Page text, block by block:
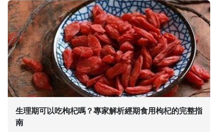
生理期可以吃枸杞嗎？專家解析經期食用枸杞的完整指
南